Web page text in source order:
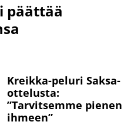
päättää
Kreikka-peluri Saksa-
ottelusta:
”Tarvitsemme pienen
ihmeen”